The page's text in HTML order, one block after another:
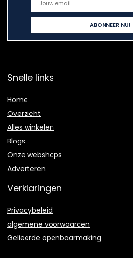
Snelle links
Home
Overzicht
Alles winkelen
Blogs
Onze webshops
Adverteren
Verklaringen
Privacybeleid
algemene voorwaarden
Gelieerde openbaarmaking